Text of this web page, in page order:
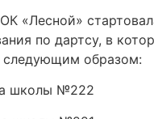
«Лесной»
по дартсу, в
следующим образом:
школы №222